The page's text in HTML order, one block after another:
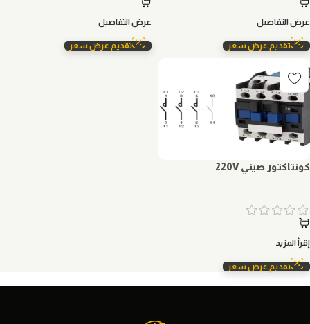
عرض التفاصيل
تقديم عرض سعر
عرض التفاصيل
تقديم عرض سعر
كونتاكتور صيني 220V
إقرأ المزيد
تقديم عرض سعر